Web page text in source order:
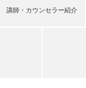
講師・カウンセラー紹介